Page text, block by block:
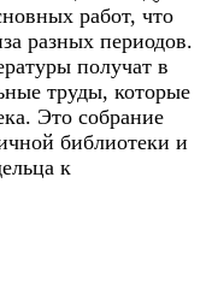
работ, что
разных периодов.
получат в
труды, которые
Это собрание
библиотеки и
к